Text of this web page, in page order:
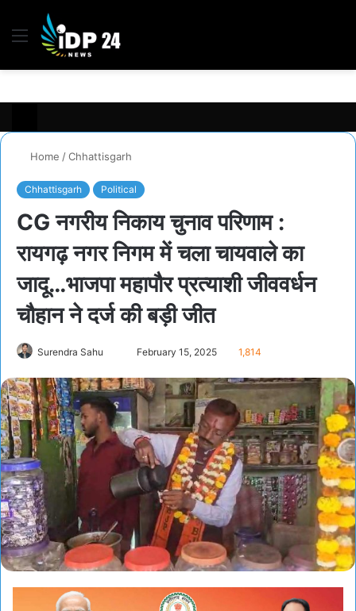
Menu
Home /Chhattisgarh
Chhattisgarh Political
CG नगरीय निकाय चुनाव परिणाम :
रायगढ़ नगर निगम में चला चायवाले का
जादू…भाजपा महापौर प्रत्याशी जीववर्धन
चौहान ने दर्ज की बड़ी जीत
Surendra Sahu
email
February 15, 2025 1,814